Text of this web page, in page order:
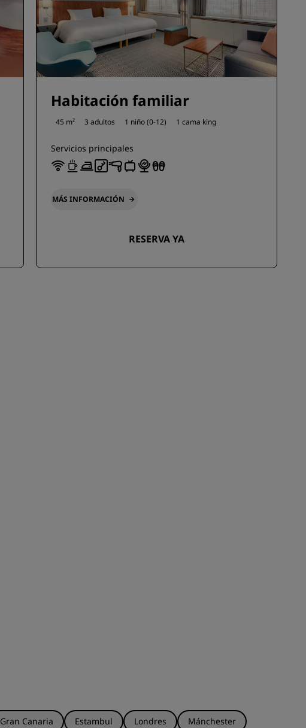
Habitación familiar
45 m² 3 adultos 1 niño (0-12) 1 cama king
Servicios principales
MÁS INFORMACIÓN
RESERVA YA
Gran Canaria Estambul Londres Mánchester